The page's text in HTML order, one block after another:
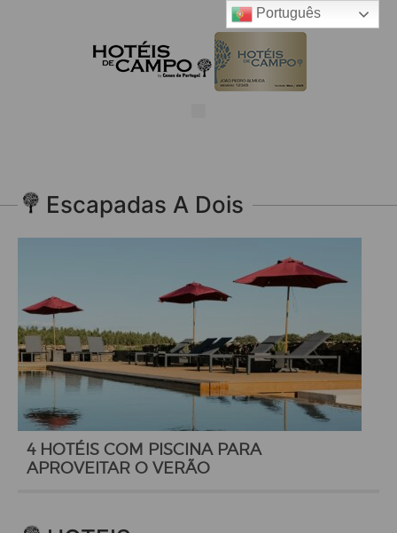
Escapadas A Dois
4 HOTÉIS COM PISCINA PARA
APROVEITAR O VERÃO
Português